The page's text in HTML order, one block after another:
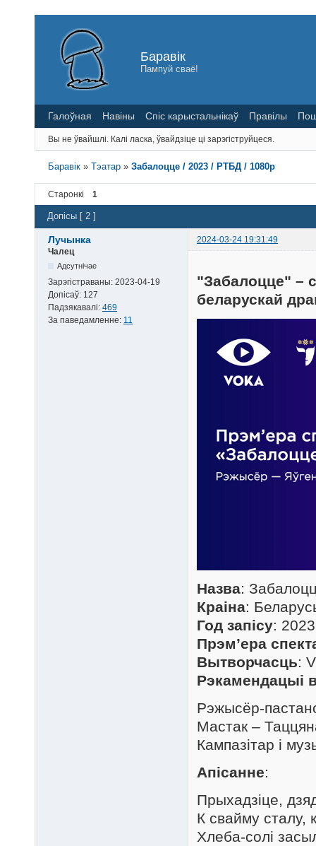
Баравік
Пампуй сваё!
Галоўная Навіны Спіс карыстальнікаў Правілы
Вы не ўвайшлі. Калі ласка, ўвайдзіце ці зарэгіструйцеся.
Баравік »Тэатар »Забалоцце / 2023 / РТБД / 1080p
Старонкі 1
Допісы [ 2 ]
Лучынка
2024-03-24 19:31:49
Чалец
Адсутнічае
Зарэгістраваны: 2023-04-19
Допісаў: 127
Падзякавалі: 469
За паведамленне: 11
"Забалоцце" –
беларускай
Назва:
Краіна:
Год запісу: 2023
Прэм’ера
Вытворчасць:
Рэкамендацыі
Рэжысёр-
Мастак –
Кампазітар і
Апісанне:
Прыхадзіце,
К свайму сталу,
Хлеба-солі